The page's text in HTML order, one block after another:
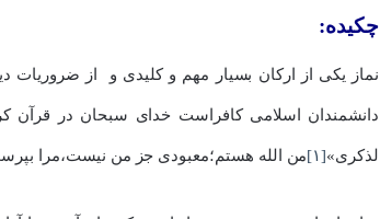
چکیده:
نماز یکی از ارکان بسیار مهم و کلیدی و از ضروریات
دانشمندان اسلامی کافراست خدای سبحان در قرآن
لذکری»[۱] من الله هستم؛معبودی جز من نیست،مرا